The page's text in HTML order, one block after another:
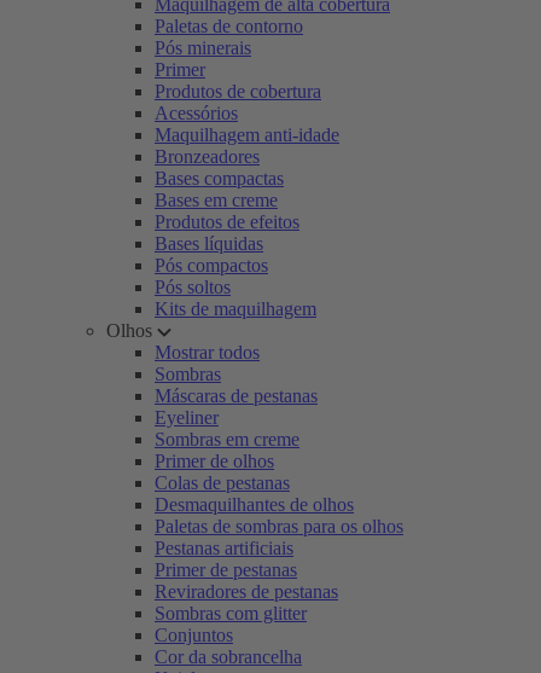
Maquilhagem de alta cobertura
Paletas de contorno
Pós minerais
Primer
Produtos de cobertura
Acessórios
Maquilhagem anti-idade
Bronzeadores
Bases compactas
Bases em creme
Produtos de efeitos
Bases líquidas
Pós compactos
Pós soltos
Kits de maquilhagem
Olhos
Mostrar todos
Sombras
Máscaras de pestanas
Eyeliner
Sombras em creme
Primer de olhos
Colas de pestanas
Desmaquilhantes de olhos
Paletas de sombras para os olhos
Pestanas artificiais
Primer de pestanas
Reviradores de pestanas
Sombras com glitter
Conjuntos
Cor da sobrancelha